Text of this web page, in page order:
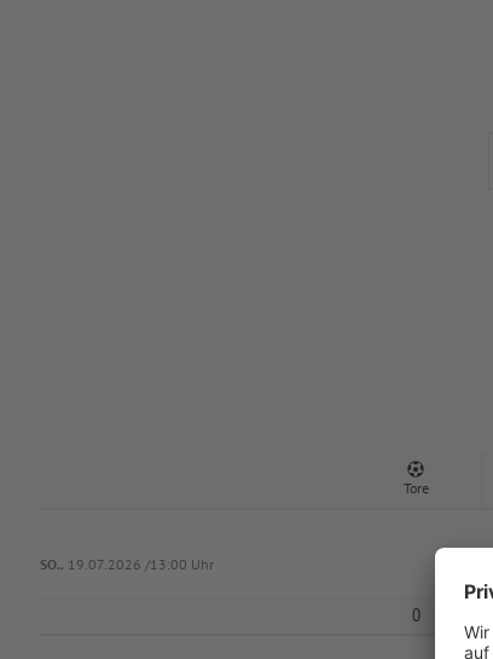
Tore
SO.. 19.07.2026 /13:00 Uhr
0